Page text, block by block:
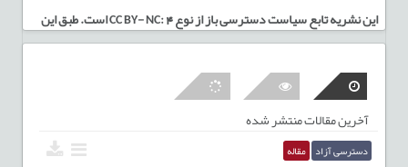
این نشریه تابع سیاست دسترسی باز از نوعCC BY- NC: 4
است. طبق این
مجوز استفاده از مطالب نشریه (بدون مقاصد تجاری) با ذکر منبع و رعایت
آخرین مقالات منتشر شده
دسترسی آزاد مقاله